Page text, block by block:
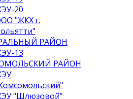
20
"ЖКХ г.
РАЙОН
13
РАЙОН
"Шлюзовой"